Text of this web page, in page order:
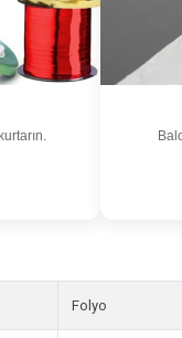
Folyo